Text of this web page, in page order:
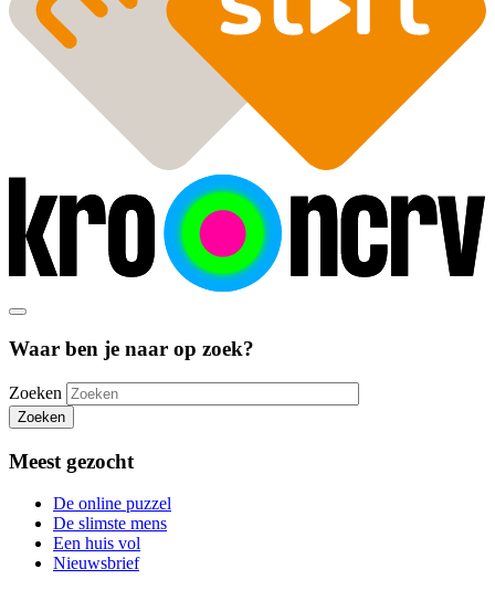
Waar ben je naar op zoek?
Zoeken
Zoeken
Meest gezocht
De online puzzel
De slimste mens
Een huis vol
Nieuwsbrief